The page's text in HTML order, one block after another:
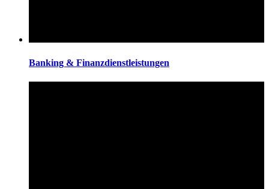
Banking & Finanzdienstleistungen